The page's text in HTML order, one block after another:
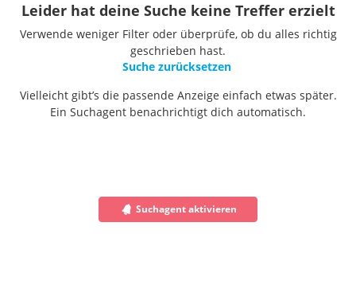
Leider hat deine Suche keine Treffer erzielt
Verwende weniger Filter oder überprüfe, ob du alles richtig
geschrieben hast.
Suche zurücksetzen
Vielleicht gibt’s die passende Anzeige einfach etwas später.
Ein Suchagent benachrichtigt dich automatisch.
Suchagent aktivieren